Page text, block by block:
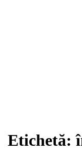
Etichetă: